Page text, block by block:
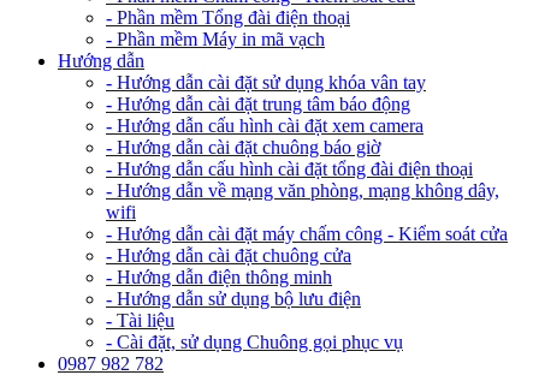
- Phần mềm Tổng đài điện thoại
- Phần mềm Máy in mã vạch
Hướng dẫn
- Hướng dẫn cài đặt sử dụng khóa vân tay
- Hướng dẫn cài đặt trung tâm báo động
- Hướng dẫn cấu hình cài đặt xem camera
- Hướng dẫn cài đặt chuông báo giờ
- Hướng dẫn cấu hình cài đặt tổng đài điện thoại
- Hướng dẫn về mạng văn phòng, mạng không dây,
wifi
- Hướng dẫn cài đặt máy chấm công - Kiểm soát cửa
- Hướng dẫn cài đặt chuông cửa
- Hướng dẫn điện thông minh
- Hướng dẫn sử dụng bộ lưu điện
- Tài liệu
- Cài đặt, sử dụng Chuông gọi phục vụ
0987 982 782